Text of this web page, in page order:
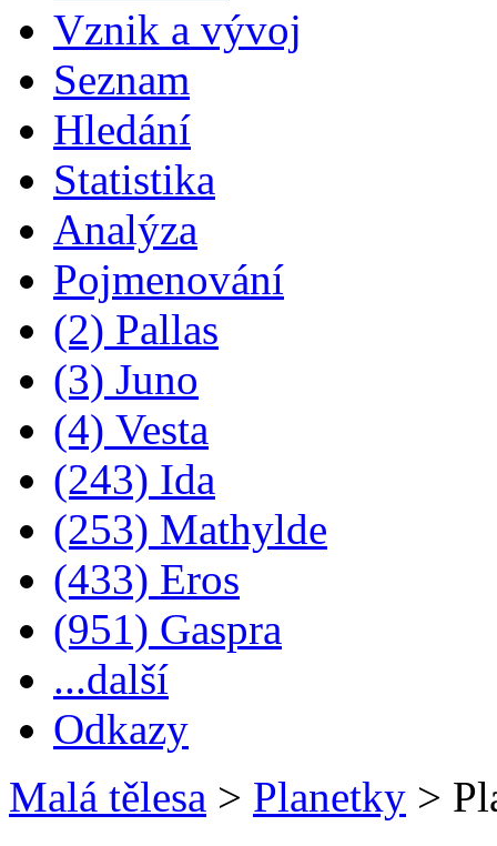
Vznik a vývoj
Seznam
Hledání
Statistika
Analýza
Pojmenování
(2) Pallas
(3) Juno
(4) Vesta
(243) Ida
(253) Mathylde
(433) Eros
(951) Gaspra
...další
Odkazy
Malá tělesa > Planetky >